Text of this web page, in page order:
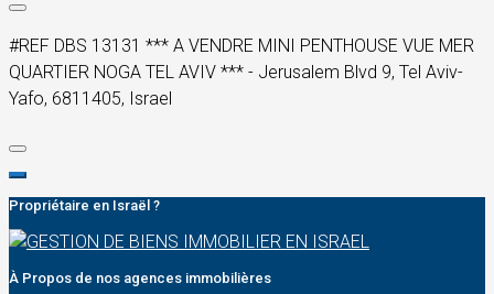
#REF DBS 13131 *** A VENDRE MINI PENTHOUSE VUE MER
QUARTIER NOGA TEL AVIV *** - Jerusalem Blvd 9, Tel Aviv-
Yafo, 6811405, Israel
Propriétaire en Israël ?
À Propos de nos agences immobilières